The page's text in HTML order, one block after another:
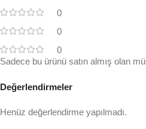
0
0
0
Değerlendirmeler
Henüz değerlendirme yapılmadı.
Sadece bu ürünü satın almış olan